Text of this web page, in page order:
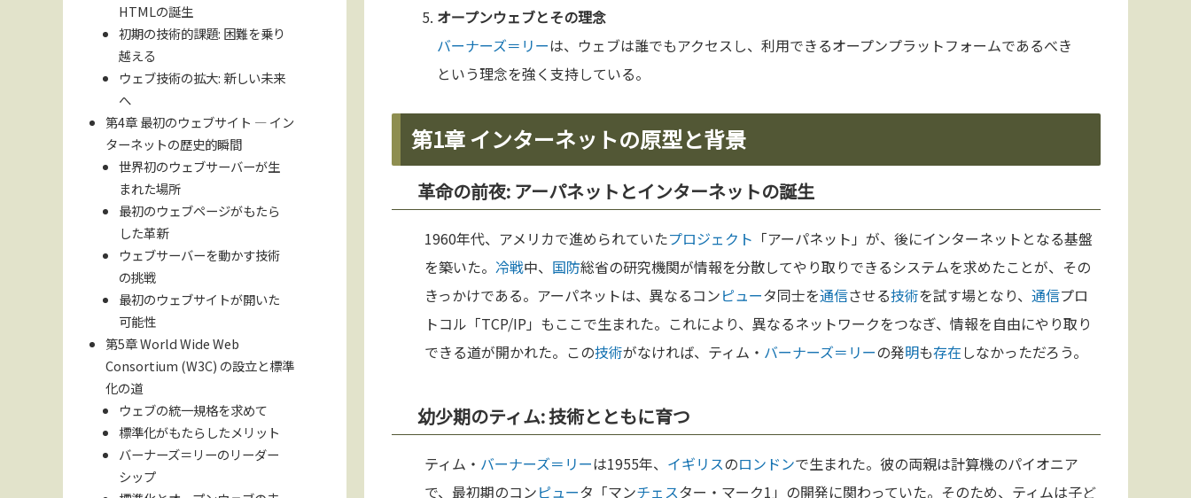
オープンウェブとその理念
バーナーズ＝リーは、ウェブは誰でもアクセスし、利用できるオープンプラットフォームであるべき
という理念を強く支持している。
第1章 インターネットの原型と背景
革命の前夜: アーパネットとインターネットの誕生
1960年代、アメリカで進められていたプロジェクト 「アーパネット」が、後にインターネットとなる基盤
を築いた。 冷戦中、 国防総省の研究機関が情報を分散してやり取りできるシステムを求めたことが、その
きっかけである。アーパネットは、異なるコンピュータ同士を通信させる技術を試す場となり、 通信プロ
トコル「TCP/IP」もここで生まれた。これにより、異なるネットワークをつなぎ、情報を自由にやり取り
できる道が開かれた。この技術がなければ、ティム・ バーナーズ＝リーの発明も存在しなかっただろう。
幼少期のティム: 技術とともに育つ
ティム・ バーナーズ＝リーは1955年、 イギリスのロンドンで生まれた。彼の両親は計算機のパイオニア
で、最初期のコンピュータ「マンチェスター・マーク1」の開発に関わっていた。そのため、ティムは子ど
HTMLの誕生
初期の技術的課題: 困難を乗り
越える
ウェブ技術の拡大: 新しい未来
へ
第4章 最初のウェブサイト — イン
ターネットの歴史的瞬間
世界初のウェブサーバーが生
まれた場所
最初のウェブページがもたら
した革新
ウェブサーバーを動かす技術
の挑戦
最初のウェブサイトが開いた
可能性
第5章 World Wide Web
Consortium (W3C) の設立と標準
化の道
ウェブの統一規格を求めて
標準化がもたらしたメリット
バーナーズ＝リーのリーダー
シップ